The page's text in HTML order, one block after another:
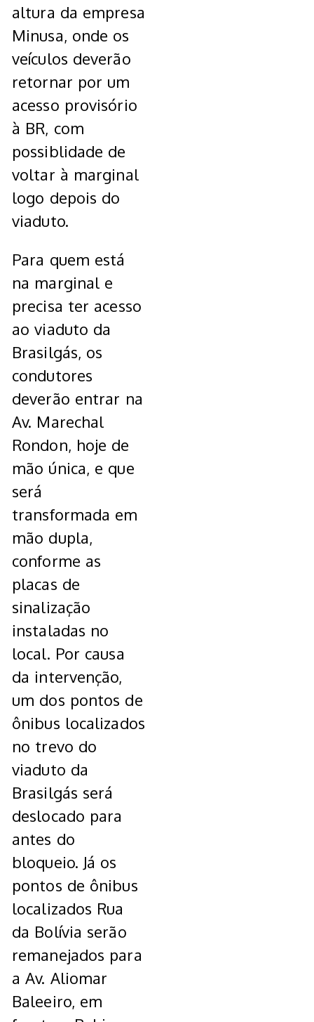
altura da empresa
Minusa, onde os
veículos deverão
retornar por um
acesso provisório
à BR, com
possiblidade de
voltar à marginal
logo depois do
viaduto.
Para quem está
na marginal e
precisa ter acesso
ao viaduto da
Brasilgás, os
condutores
deverão entrar na
Av. Marechal
Rondon, hoje de
mão única, e que
será
transformada em
mão dupla,
conforme as
placas de
sinalização
instaladas no
local. Por causa
da intervenção,
um dos pontos de
ônibus localizados
no trevo do
viaduto da
Brasilgás será
deslocado para
antes do
bloqueio. Já os
pontos de ônibus
localizados Rua
da Bolívia serão
remanejados para
a Av. Aliomar
Baleeiro, em